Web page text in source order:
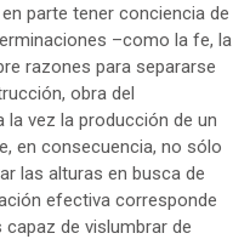
parte tener conciencia de
–como la fe, la
razones para separarse
obra del
vez la producción de un
en consecuencia, no sólo
las alturas en busca de
efectiva corresponde
de vislumbrar de